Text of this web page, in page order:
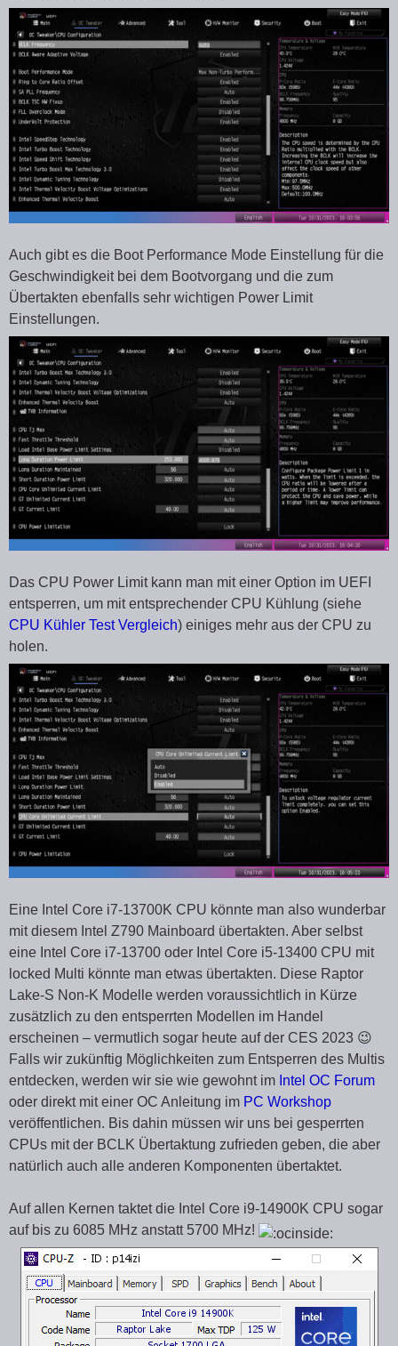
Auch gibt es die Boot Performance Mode Einstellung für die
Geschwindigkeit bei dem Bootvorgang und die zum
Übertakten ebenfalls sehr wichtigen Power Limit
Einstellungen.
Das CPU Power Limit kann man mit einer Option im UEFI
entsperren, um mit entsprechender CPU Kühlung (siehe
CPU Kühler Test Vergleich) einiges mehr aus der CPU zu
holen.
Eine Intel Core i7-13700K CPU könnte man also wunderbar
mit diesem Intel Z790 Mainboard übertakten. Aber selbst
eine Intel Core i7-13700 oder Intel Core i5-13400 CPU mit
locked Multi könnte man etwas übertakten. Diese Raptor
Lake-S Non-K Modelle werden voraussichtlich in Kürze
zusätzlich zu den entsperrten Modellen im Handel
erscheinen – vermutlich sogar heute auf der CES 2023 😉
Falls wir zukünftig Möglichkeiten zum Entsperren des Multis
entdecken, werden wir sie wie gewohnt im Intel OC Forum
oder direkt mit einer OC Anleitung im PC Workshop
veröffentlichen. Bis dahin müssen wir uns bei gesperrten
CPUs mit der BCLK Übertaktung zufrieden geben, die aber
natürlich auch alle anderen Komponenten übertaktet.
Auf allen Kernen taktet die Intel Core i9-14900K CPU sogar
auf bis zu 6085 MHz anstatt 5700 MHz!